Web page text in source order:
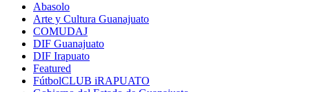
Abasolo
Arte y Cultura Guanajuato
COMUDAJ
DIF Guanajuato
DIF Irapuato
Featured
FútbolCLUB iRAPUATO